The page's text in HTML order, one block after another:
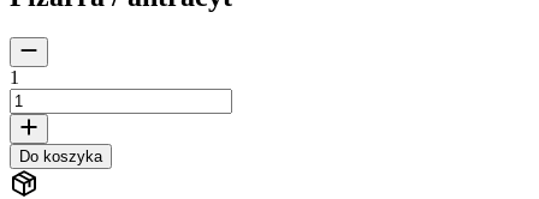
1
Do koszyka